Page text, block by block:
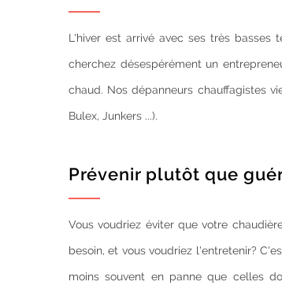
L'hiver est arrivé avec ses très basses
cherchez désespérément un
chaud. Nos dépanneurs chauffagistes
Bulex, Junkers ...).
Prévenir plutôt que
Vous voudriez éviter que votre
besoin, et vous voudriez l'entretenir?
moins souvent en panne que celles